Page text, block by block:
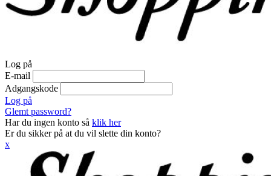
Log på
E-mail
Adgangskode
Log på
Glemt password?
Har du ingen konto så klik her
Er du sikker på at du vil slette din konto?
x